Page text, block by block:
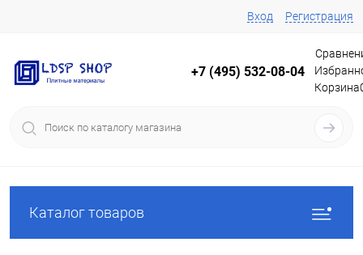
Вход Регистрация
+7 (495) 532-08-04
Корзина
Каталог товаров